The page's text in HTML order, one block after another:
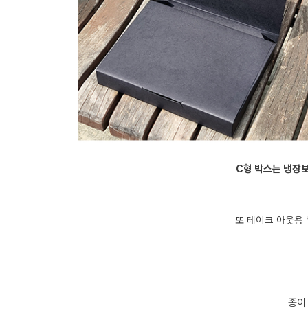
C형 박스는 냉장
또 테이크 아웃용
종